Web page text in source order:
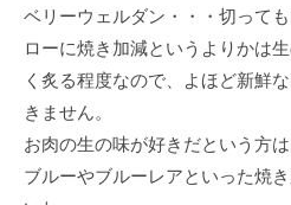
ベリーウェルダン・・・切って
ローに焼き加減というよりかは
く炙る程度なので、よほど新鮮
きません。
お肉の生の味が好きだという方
ブルーやブルーレアといった焼